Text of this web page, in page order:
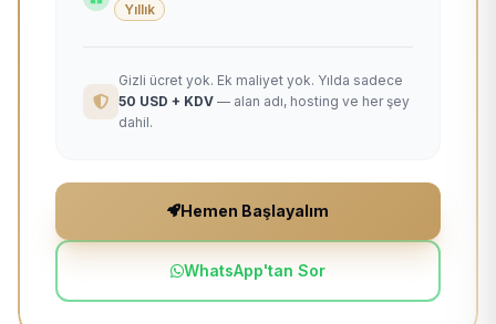
Yıllık
Gizli ücret yok. Ek maliyet yok. Yılda sadece
50 USD + KDV — alan adı, hosting ve her şey
dahil.
Hemen Başlayalım
WhatsApp'tan Sor